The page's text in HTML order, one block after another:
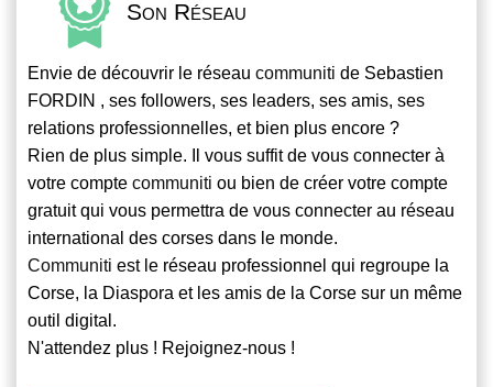
Son Réseau
Envie de découvrir le réseau communiti de Sebastien
FORDIN , ses followers, ses leaders, ses amis, ses
relations professionnelles, et bien plus encore ?
Rien de plus simple. Il vous suffit de vous connecter à
votre compte communiti ou bien de créer votre compte
gratuit qui vous permettra de vous connecter au réseau
international des corses dans le monde.
Communiti est le réseau professionnel qui regroupe la
Corse, la Diaspora et les amis de la Corse sur un même
outil digital.
N'attendez plus ! Rejoignez-nous !